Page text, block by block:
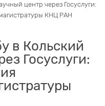
центр через Госуслуги:
КНЦ РАН
в Кольский
Госуслуги: